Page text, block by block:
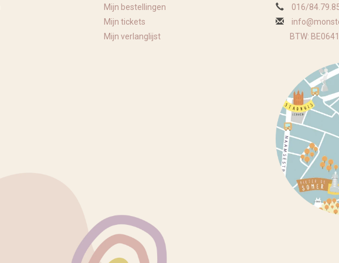
Mijn bestellingen
Mijn tickets
Mijn verlanglijst
016/
BTW: